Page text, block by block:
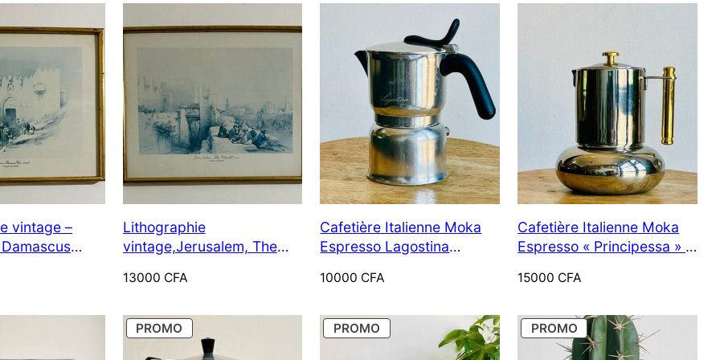
vintage –
bois doré
Lithographie
vintage,Jerusalem, The
Ltd. dans un Cadre bois
13000 CFA
Cafetière Italienne Moka
Espresso Lagostina
10000 CFA
Cafetière Italienne Moka
Espresso « Principessa » –
15000 CFA
PROMO
EN
PROMOTION
PROMO
EN
PROMOTION
PROMOPRODUIT
EN
PROMOTION